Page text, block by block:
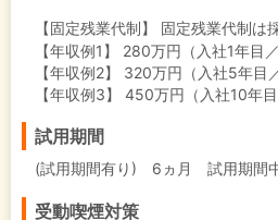
【固定残業代制】
固定残業代制は
【年収例1】
280万円（入社1年目／
【年収例2】
320万円（入社5年目
【年収例3】
450万円（入社10年目
試用期間
(試用期間有り) 6ヵ月 試用期間中
受動喫煙対策